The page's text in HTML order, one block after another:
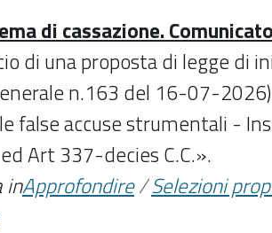
di cassazione.
di una proposta di legge di
n.163 del 16-07-
false accuse strumentali -
ed Art 337-decies C.C.».
inApprofondire/Selezioni